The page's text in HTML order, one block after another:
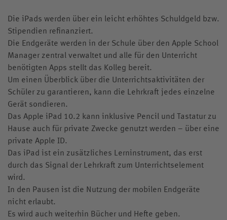
Die iPads werden über ein leicht erhöhtes Schuldgeld bzw.
Stipendien refinanziert.
Die Endgeräte werden in der Schule über den Apple School
Manager zentral verwaltet und alle für den Unterricht
benötigten Apps stellt das Kolleg bereit.
Um einen Überblick über die Unterrichtsaktivitäten der
Schüler zu garantieren, kann die Lehrkraft jedes einzelne
Gerät sondieren.
Das Apple iPad 10.2 kann inklusive Pencil und Tastatur zu
Hause auch für private Zwecke genutzt werden – über eine
private Apple ID.
Das iPad ist ein zusätzliches Lerninstrument, das erst
durch das Signal der Lehrkraft zum Unterrichtselement
wird.
In den Pausen ist die Nutzung der mobilen Endgeräte
nicht erlaubt.
Es wird auch weiterhin Bücher und Hefte geben.